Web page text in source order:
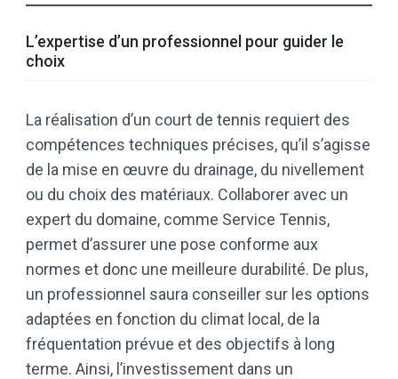
L’expertise d’un professionnel pour guider le
choix
La réalisation d’un court de tennis requiert des
compétences techniques précises, qu’il s’agisse
de la mise en œuvre du drainage, du nivellement
ou du choix des matériaux. Collaborer avec un
expert du domaine, comme Service Tennis,
permet d’assurer une pose conforme aux
normes et donc une meilleure durabilité. De plus,
un professionnel saura conseiller sur les options
adaptées en fonction du climat local, de la
fréquentation prévue et des objectifs à long
terme. Ainsi, l’investissement dans un